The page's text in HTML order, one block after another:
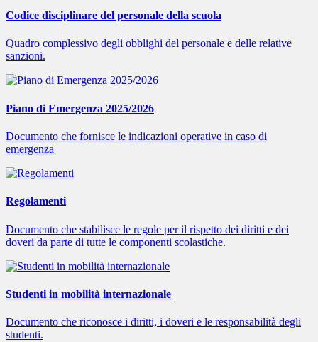
Codice disciplinare del personale della scuola
Quadro complessivo degli obblighi del personale e delle relative
sanzioni.
Piano di Emergenza 2025/2026
Documento che fornisce le indicazioni operative in caso di
emergenza
Regolamenti
Documento che stabilisce le regole per il rispetto dei diritti e dei
doveri da parte di tutte le componenti scolastiche.
Studenti in mobilità internazionale
Documento che riconosce i diritti, i doveri e le responsabilità degli
studenti.